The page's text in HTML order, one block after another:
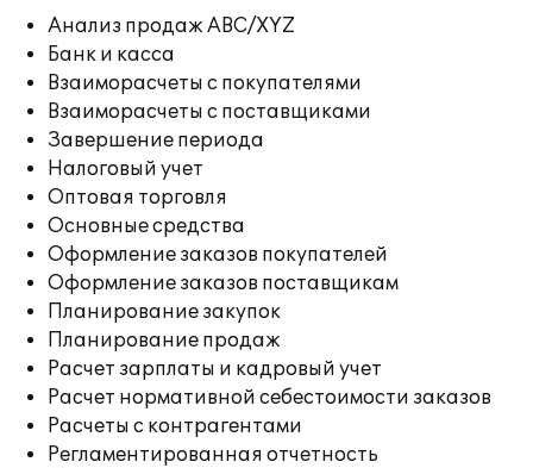
Анализ продаж ABC/XYZ
Банк и касса
Взаиморасчеты с покупателями
Взаиморасчеты с поставщиками
Завершение периода
Налоговый учет
Оптовая торговля
Основные средства
Оформление заказов покупателей
Оформление заказов поставщикам
Планирование закупок
Планирование продаж
Расчет зарплаты и кадровый учет
Расчет нормативной себестоимости заказов
Расчеты с контрагентами
Регламентированная отчетность